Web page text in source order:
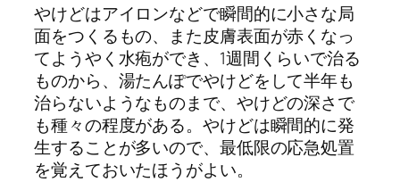
やけどはアイロンなどで瞬間的に小さな局
面をつくるもの、また皮膚表面が赤くなっ
てようやく水疱ができ、1週間くらいで治る
ものから、湯たんぽでやけどをして半年も
治らないようなものまで、やけどの深さで
も種々の程度がある。やけどは瞬間的に発
生することが多いので、最低限の応急処置
を覚えておいたほうがよい。